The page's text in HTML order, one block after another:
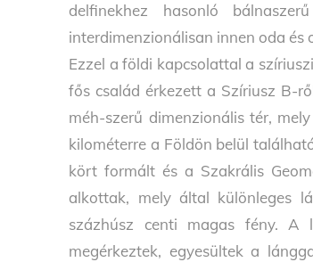
delfinekhez hasonló
interdimenzionálisan innen oda és
Ezzel a földi kapcsolattal a
fős család érkezett a Szíriusz B-
méh-szerű dimenzionális tér,
kilométerre a Földön belül
kört formált és a Szakrális
alkottak, mely által különleges
százhúsz centi magas fény. A
megérkeztek, egyesültek a